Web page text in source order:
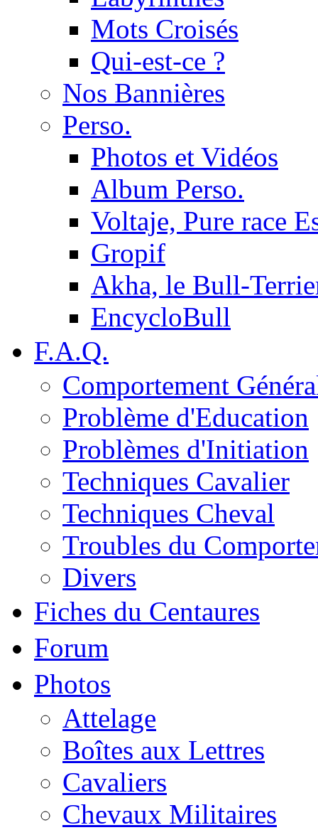
Mots Croisés
Qui-est-ce ?
Nos Bannières
Perso.
Photos et Vidéos
Album Perso.
Voltaje, Pure race
Gropif
Akha, le Bull-
EncycloBull
F.A.Q.
Comportement
Problème d'Education
Problèmes d'Initiation
Techniques Cavalier
Techniques Cheval
Troubles du
Divers
Fiches du Centaures
Forum
Photos
Attelage
Boîtes aux Lettres
Cavaliers
Chevaux Militaires